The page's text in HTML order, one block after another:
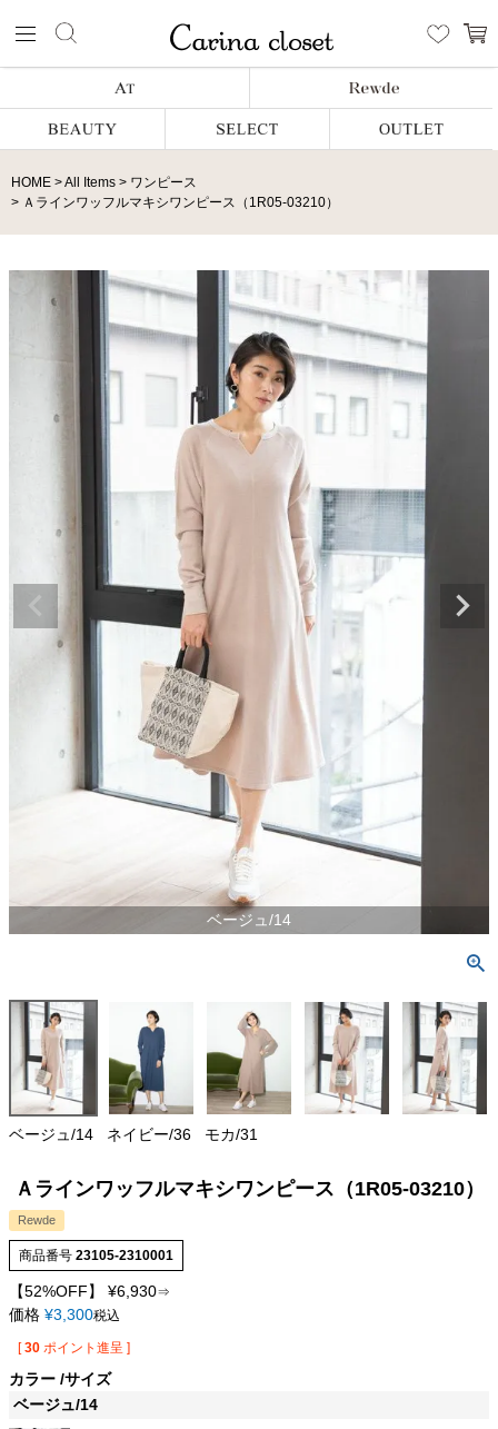
HOME All Items
ワンピース
Ａラインワッフルマキシワンピース（1R05-03210）
ベージュ/14
ベージュ/14 ネイビー/36 モカ/31
Ａラインワッフルマキシワンピース（1R05-03210）
Rewde
商品番号 23105-2310001
【52%OFF】 ¥6,930⇒
価格 ¥3,300税込
[ 30 ポイント進呈 ]
カラー サイズ
ベージュ/14